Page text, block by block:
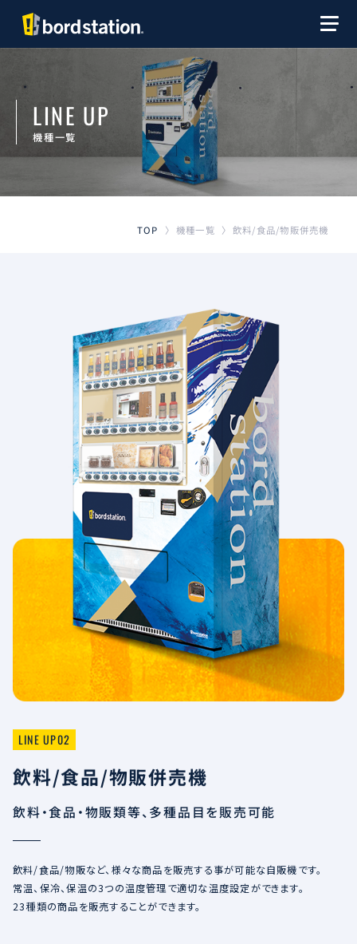
TOP 〉 機種一覧 〉 飲料/食品/物販併売機
LINE UP
機種一覧
LINE UP02
飲料/食品/物販併売機
飲料・食品・物販類等、多種品目を販売可能
飲料/食品/物販など、様々な商品を販売する事が可能な自販機です。
常温、保冷、保温の3つの温度管理で適切な温度設定ができます。
23種類の商品を販売することができます。